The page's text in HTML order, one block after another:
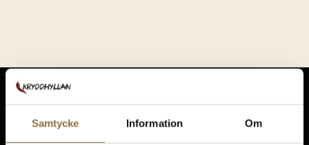
Samtycke Information Om